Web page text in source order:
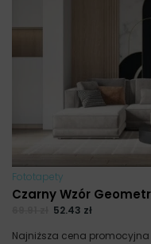
Fototapety
Czarny Wzór
52.43 zł
Najniższa cena